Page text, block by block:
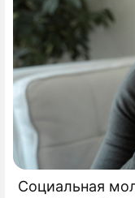
Социальная